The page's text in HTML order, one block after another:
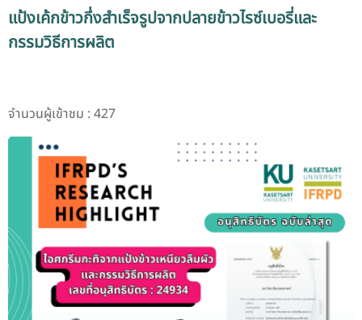
แป้งเค้กข้าวกึ่งสำเร็จรูปจากปลายข้าวไรซ์เบอรี่และ
กรรมวิธีการผลิต
จำนวนผู้เข้าชม : 427